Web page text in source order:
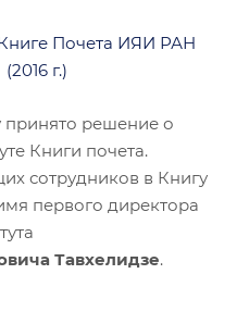
Почета ИЯИ РАН
(2016 г.)
принято решение о
Книги почета.
сотрудников в Книгу
первого директора
Тавхелидзе.